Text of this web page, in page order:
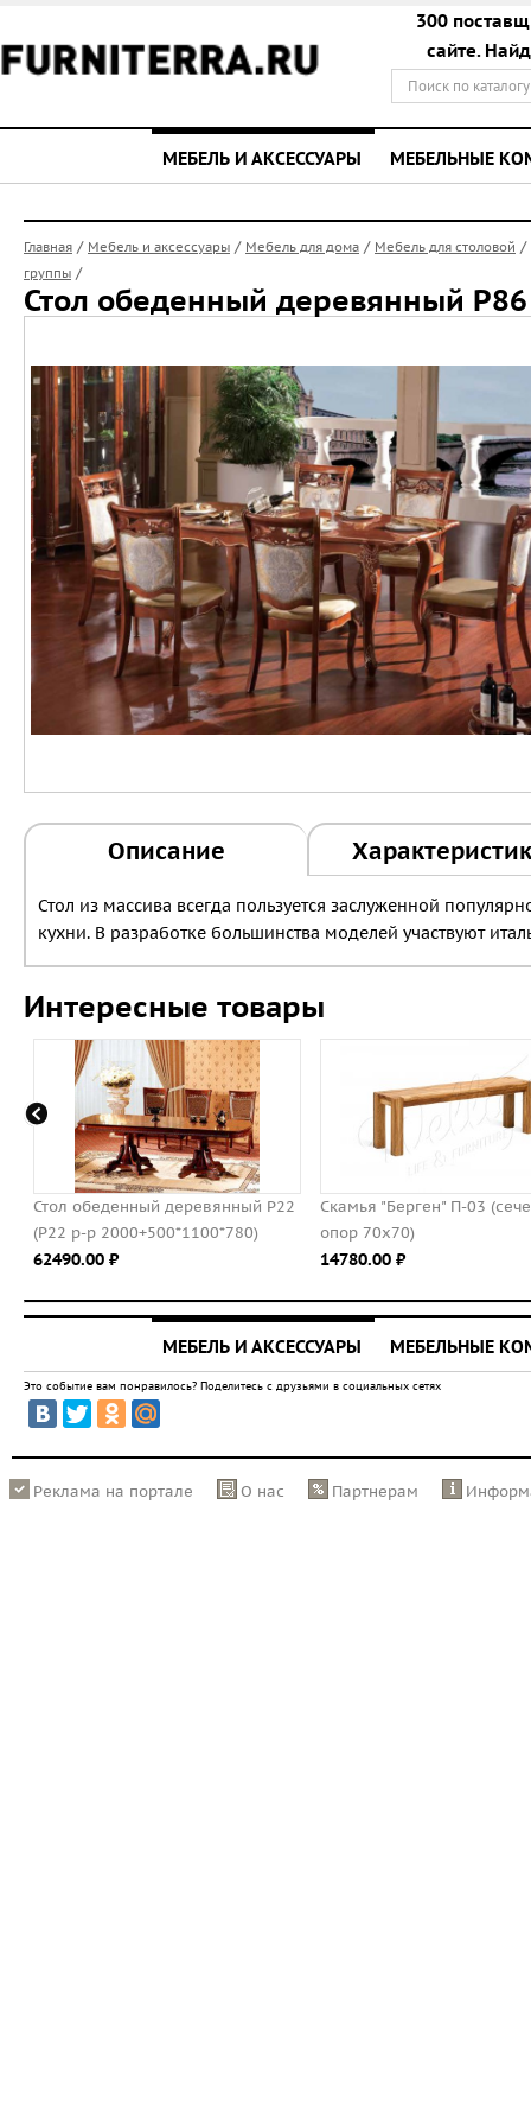
300
сайте.
МЕБЕЛЬ И АКСЕССУАРЫ МЕБЕЛЬНЫЕ
Главная / Мебель и аксессуары / Мебель для дома / Мебель для столовой /
группы /
Стол обеденный деревянный Р86
Описание
Стол из массива всегда пользуется заслуженной
кухни. В разработке большинства моделей участвуют
Интересные товары
Стол обеденный деревянный Р22
(P22 р-р 2000+500*1100*780)
62490.00 ⃏
Скамья "Берген" П-03
опор 70х70)
14780.00 ⃏
МЕБЕЛЬ И АКСЕССУАРЫ МЕБЕЛЬНЫЕ
Это событие вам понравилось? Поделитесь с друзьями в социальных сетях
Реклама на портале О нас Партнерам